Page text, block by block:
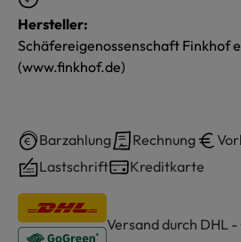
Hersteller:
Schäfereigenossenschaft Finkhof
(www.finkhof.de)
Barzahlung Rechnung
Lastschrift
Kreditkarte
Versand durch DHL